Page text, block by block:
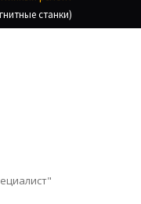
станки)